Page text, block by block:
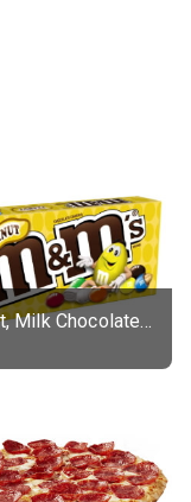
Peanut, Milk Chocolate Candies